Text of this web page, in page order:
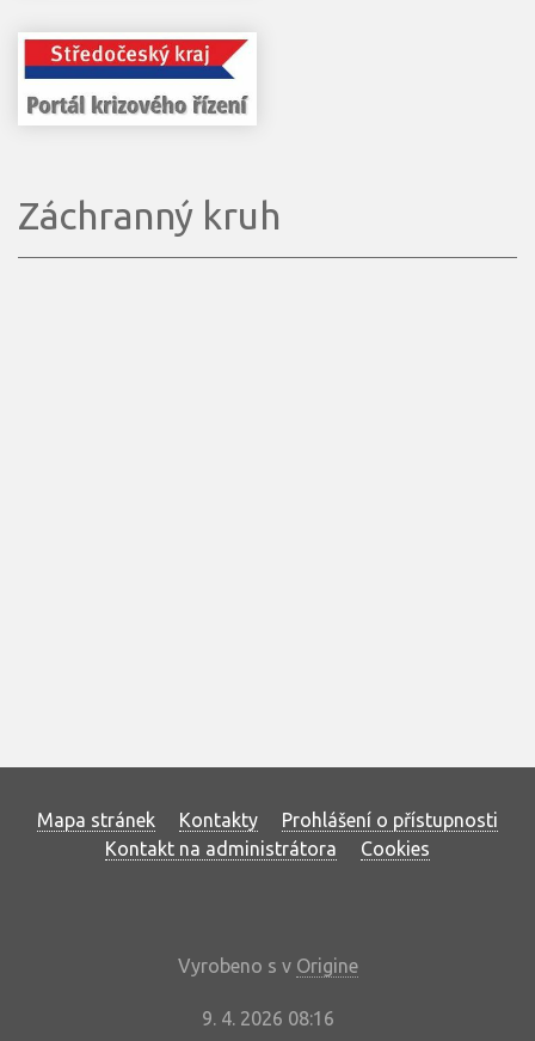
Záchranný kruh
Mapa stránek Kontakty
Prohlášení o přístupnosti
Kontakt na administrátora
Cookies
Vyrobeno s v Origine
9. 4. 2026 08:16